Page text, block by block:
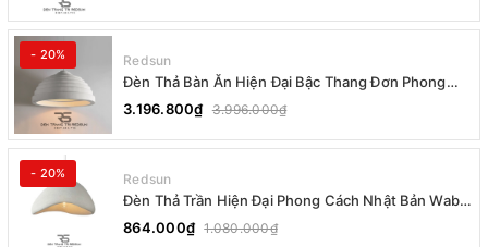
- 20% Redsun
Đèn Thả Bàn Ăn Hiện Đại Bậc Thang Đơn Phong
Cách Nhật Bản Wabi-sabi DC-T078B
3.196.800₫ 3.996.000₫
- 20% Redsun
Đèn Thả Trần Hiện Đại Phong Cách Nhật Bản Wabi-
sabi CDT-T036 Dáng A
864.000₫ 1.080.000₫